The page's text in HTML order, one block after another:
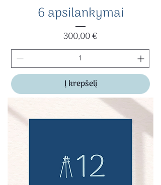
6 apsilankymai
Kaina
300,00 €
Į krepšelį